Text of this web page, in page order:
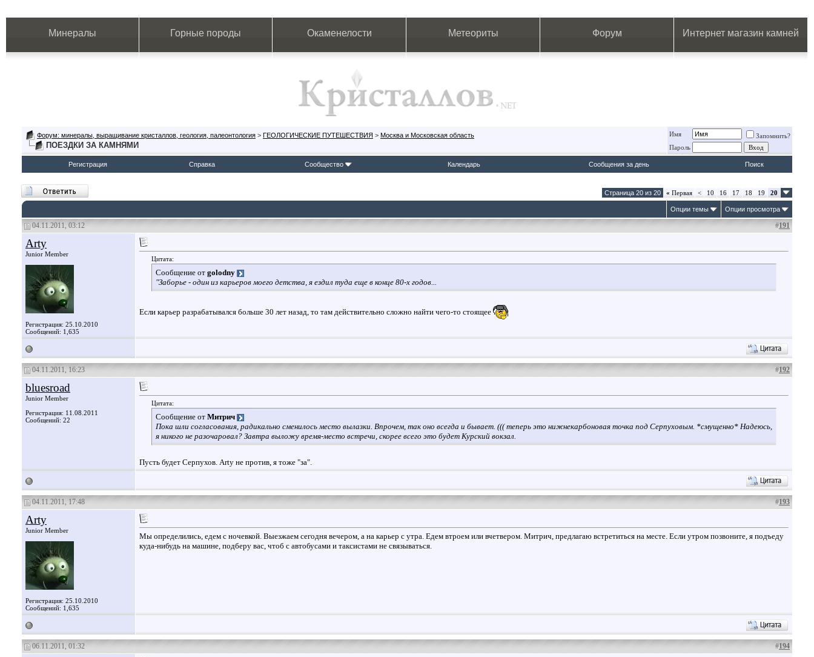
Минералы Горные породы Окаменелости Метеориты Форум Интернет магазин камней
Форум: минералы, выращивание кристаллов, геология, палеонтология > ГЕОЛОГИЧЕСКИЕ ПУТЕШЕСТВИЯ > Москва и Московская область
ПОЕЗДКИ ЗА КАМНЯМИ
Имя
Запомнить?
Пароль
Регистрация Справка Сообщество Календарь Сообщения за день Поиск
Страница 20 из 20 « Первая < 10 16 17 18 19 20
Опции темы Опции просмотра
04.11.2011, 03:12 #191
Arty
Junior Member
Регистрация: 25.10.2010
Сообщений: 1,635
Цитата:
Сообщение от golodny
"Заборье - один из карьеров моего детства, я ездил туда еще в конце 80-х годов...
Если карьер разрабатывался больше 30 лет назад, то там действительно сложно найти чего-то стоящее
04.11.2011, 16:23 #192
bluesroad
Junior Member
Регистрация: 11.08.2011
Сообщений: 22
Цитата:
Сообщение от Митрич
Пока шли согласования, радикально сменилось место вылазки. Впрочем, так оно всегда и бывает. ((( теперь это нижнекарбоновая точка под Серпуховым. *смущенно* Надеюсь,
я никого не разочаровал? Завтра выложу время-место встречи, скорее всего это будет Курский вокзал.
Пусть будет Серпухов. Arty не против, я тоже "за".
04.11.2011, 17:48 #193
Arty
Junior Member
Регистрация: 25.10.2010
Сообщений: 1,635
Мы определились, едем с ночевкой. Выезжаем сегодня вечером, а на карьер с утра. Едем втроем или вчетвером. Митрич, предлагаю встретиться на месте. Если утром позвоните, я подъеду
куда-нибудь на машине, подберу вас, чтоб с автобусами и таксистами не связываться.
06.11.2011, 01:32 #194